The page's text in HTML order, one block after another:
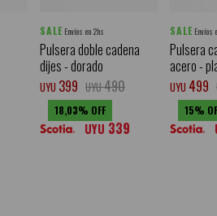
SALE Envíos en 2hs
Pulsera doble cadena
dijes - dorado
UYU 399 UYU490
18,03
UYU 339
SALE Envíos
Pulsera
acero -
UYU 499
15